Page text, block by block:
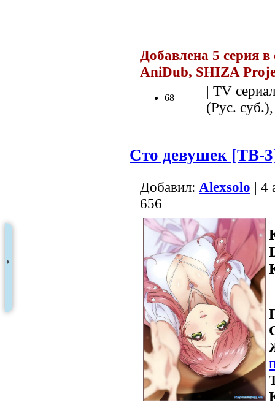
Добавлена 5 серия
AniDub, SHIZA
68
| TV
(Рус.
Сто девушек [ТВ-
Добавил: Alexsolo | 4
656